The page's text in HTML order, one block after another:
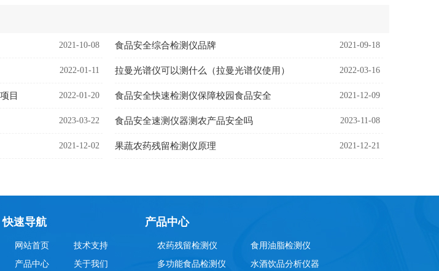
2021-10-08 食品安全综合检测仪品牌 2021-09-18
2022-01-11 拉曼光谱仪可以测什么（拉曼光谱仪使用） 2022-03-16
目 2022-01-20 食品安全快速检测仪保障校园食品安全 2021-12-09
2023-03-22 食品安全速测仪器测农产品安全吗 2023-11-08
2021-12-02 果蔬农药残留检测仪原理 2021-12-21
快速导航
网站首页
产品中心
技术支持
关于我们
产品中心
农药残留检测仪
多功能食品检测仪
食用油脂检测仪
水酒饮品分析仪器